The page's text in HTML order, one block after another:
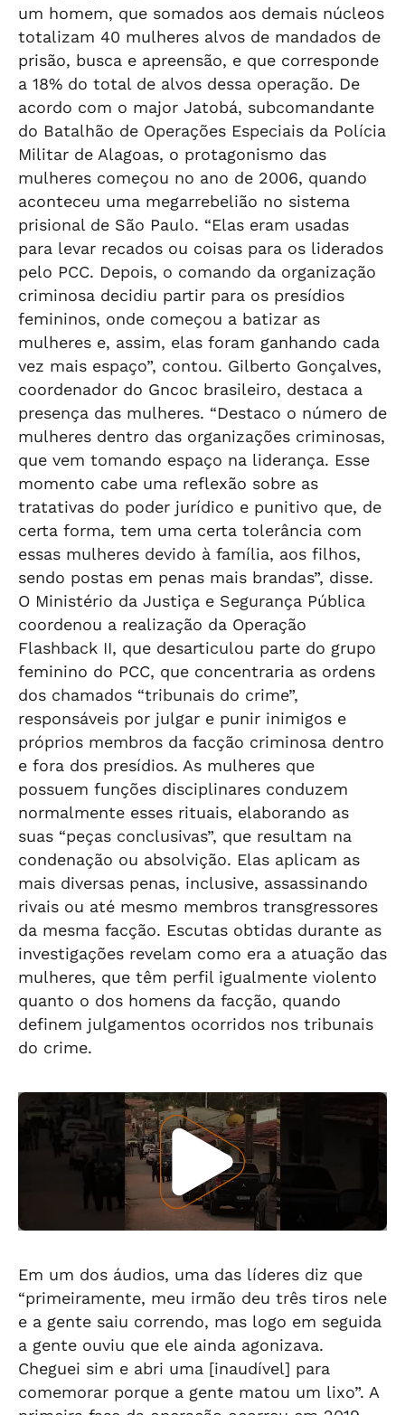
um homem, que somados aos demais núcleos
totalizam 40 mulheres alvos de mandados de
prisão, busca e apreensão, e que corresponde
a 18% do total de alvos dessa operação. De
acordo com o major Jatobá, subcomandante
do Batalhão de Operações Especiais da Polícia
Militar de Alagoas, o protagonismo das
mulheres começou no ano de 2006, quando
aconteceu uma megarrebelião no sistema
prisional de São Paulo. “Elas eram usadas
para levar recados ou coisas para os liderados
pelo PCC. Depois, o comando da organização
criminosa decidiu partir para os presídios
femininos, onde começou a batizar as
mulheres e, assim, elas foram ganhando cada
vez mais espaço”, contou. Gilberto Gonçalves,
coordenador do Gncoc brasileiro, destaca a
presença das mulheres. “Destaco o número de
mulheres dentro das organizações criminosas,
que vem tomando espaço na liderança. Esse
momento cabe uma reflexão sobre as
tratativas do poder jurídico e punitivo que, de
certa forma, tem uma certa tolerância com
essas mulheres devido à família, aos filhos,
sendo postas em penas mais brandas”, disse.
O Ministério da Justiça e Segurança Pública
coordenou a realização da Operação
Flashback II, que desarticulou parte do grupo
feminino do PCC, que concentraria as ordens
dos chamados “tribunais do crime”,
responsáveis por julgar e punir inimigos e
próprios membros da facção criminosa dentro
e fora dos presídios. As mulheres que
possuem funções disciplinares conduzem
normalmente esses rituais, elaborando as
suas “peças conclusivas”, que resultam na
condenação ou absolvição. Elas aplicam as
mais diversas penas, inclusive, assassinando
rivais ou até mesmo membros transgressores
da mesma facção. Escutas obtidas durante as
investigações revelam como era a atuação das
mulheres, que têm perfil igualmente violento
quanto o dos homens da facção, quando
definem julgamentos ocorridos nos tribunais
do crime.
Em um dos áudios, uma das líderes diz que
“primeiramente, meu irmão deu três tiros nele
e a gente saiu correndo, mas logo em seguida
a gente ouviu que ele ainda agonizava.
Cheguei sim e abri uma [inaudível] para
comemorar porque a gente matou um lixo”. A